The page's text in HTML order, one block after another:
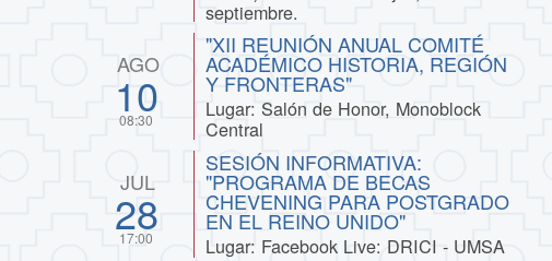
septiembre.
AGO
10
08:30
"XII REUNIÓN ANUAL COMITÉ
ACADÉMICO HISTORIA, REGIÓN
Y FRONTERAS"
Lugar: Salón de Honor, Monoblock
Central
JUL
28
17:00
SESIÓN INFORMATIVA:
"PROGRAMA DE BECAS
CHEVENING PARA POSTGRADO
EN EL REINO UNIDO"
Lugar: Facebook Live: DRICI - UMSA